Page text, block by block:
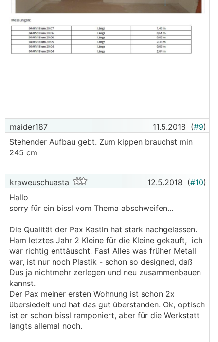
maider187 11.5.2018 (#9)
Stehender Aufbau gebt. Zum kippen brauchst min
245 cm
kraweuschuasta 12.5.2018 (#10)
Hallo
sorry für ein bissl vom Thema abschweifen...
Die Qualität der Pax Kastln hat stark nachgelassen.
Ham letztes Jahr 2 Kleine für die Kleine gekauft, ich
war richtig enttäuscht. Fast Alles was früher Metall
war, ist nur noch Plastik - schon so designed, daß
Dus ja nichtmehr zerlegen und neu zusammenbauen
kannst.
Der Pax meiner ersten Wohnung ist schon 2x
übersiedelt und hat das gut überstanden. Ok, optisch
ist er schon bissl ramponiert, aber für die Werkstatt
langts allemal noch.